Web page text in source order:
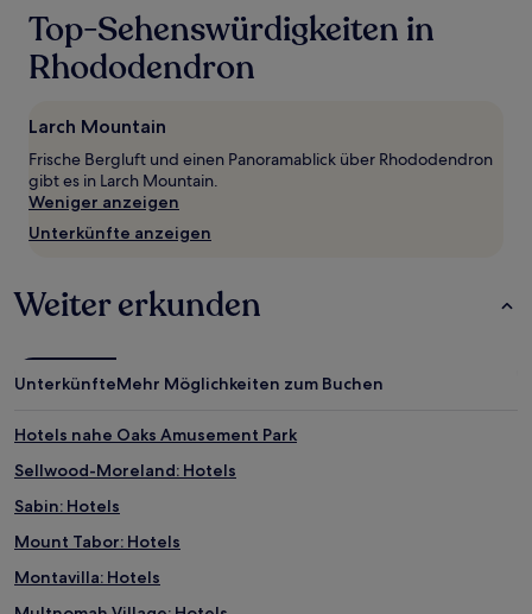
24 Stunden
einen
Aufenthalt
1 Übernachtung
2 Erwachsenen
gefunden
wurde.
Preise
und
können
sich
Es
können
gelten.
Top-Sehenswürdigkeiten in
Rhododendron
Larch Mountain
Frische Bergluft und einen Panoramablick über Rhododendron
gibt es in Larch Mountain.
Weniger anzeigen
Unterkünfte anzeigen
Weiter erkunden
UnterkünfteMehr Möglichkeiten zum Buchen
Hotels nahe Oaks Amusement Park
Sellwood-Moreland: Hotels
Sabin: Hotels
Mount Tabor: Hotels
Montavilla: Hotels